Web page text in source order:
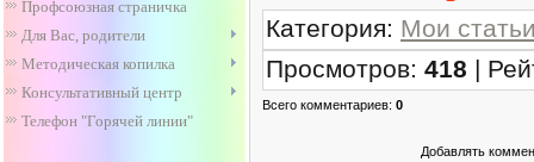
Профсоюзная страничка
Для Вас, родители
Методическая копилка
Консультативный центр
Телефон "Горячей линии"
Категория: Мои
Просмотров: 418 |
Всего комментариев: 0
Добавлять